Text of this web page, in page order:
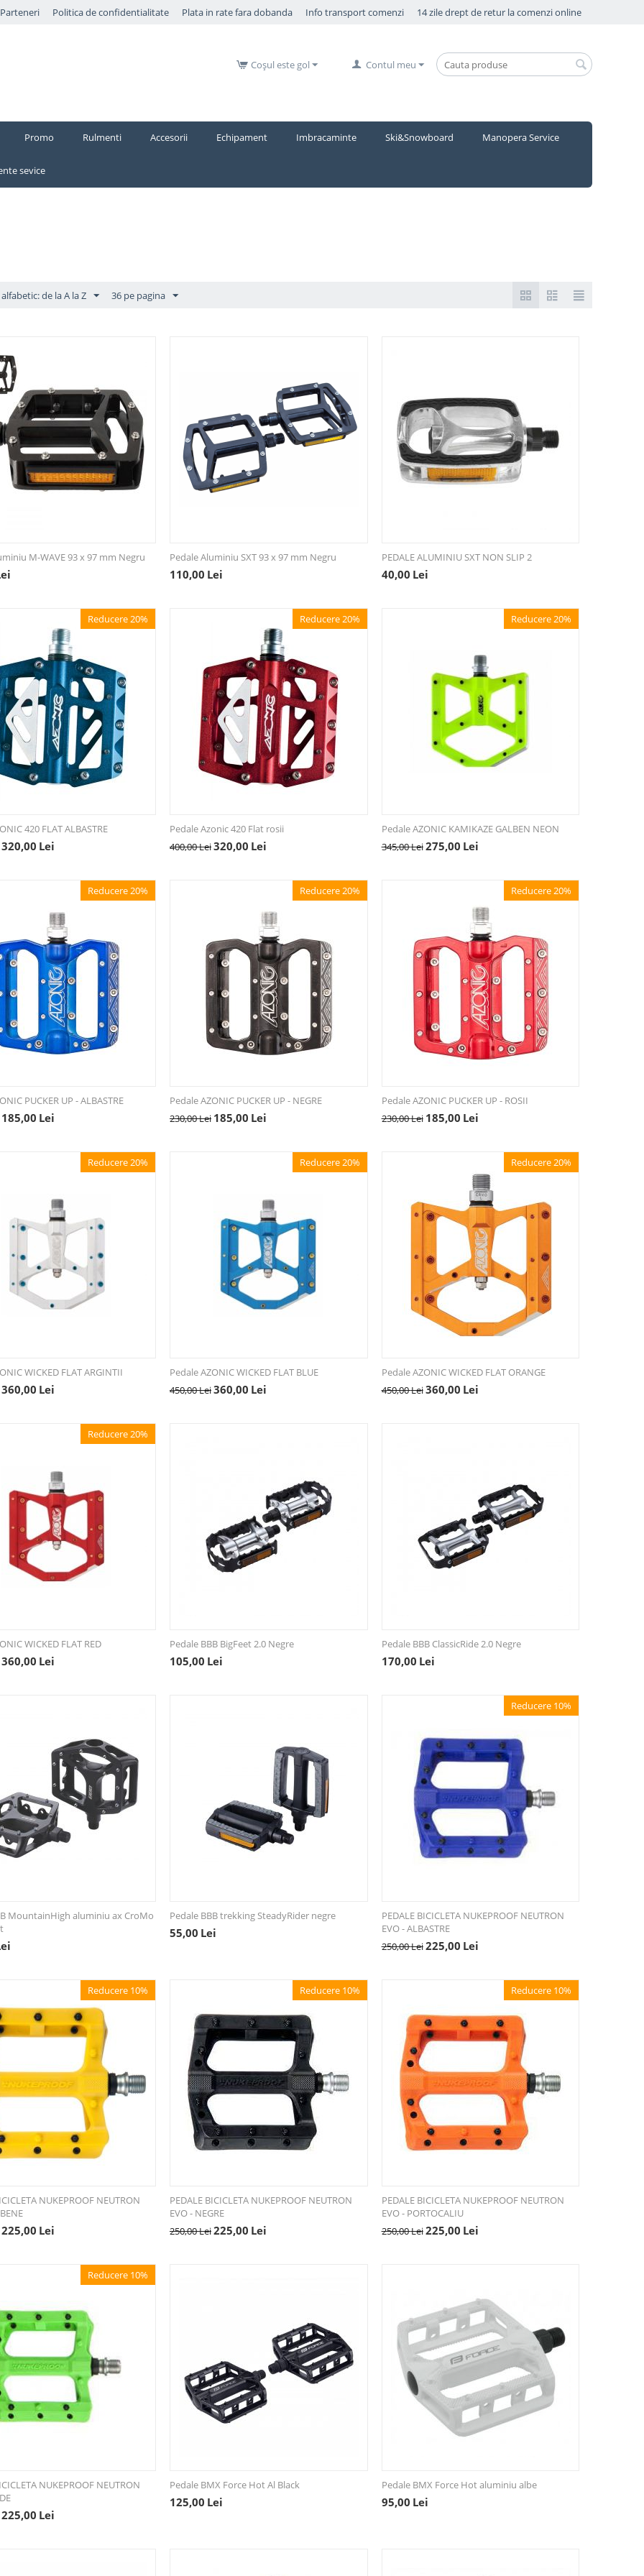
​Parteneri Politica de confidentialitate Plata in rate fara dobanda Info transport comenzi 14 zile drept de retur la comenzi online
Contul meu
Coșul este gol
Promo Rulmenti Accesorii Echipament Imbracaminte Ski&Snowboard Manopera Service
sevice
de la A la Z 36 pe pagina
M-WAVE 93 x 97 mm Negru Pedale Aluminiu SXT 93 x 97 mm Negru
110,00 Lei
PEDALE ALUMINIU SXT NON SLIP 2
40,00 Lei
Reducere 20%
420 FLAT ALBASTRE
320,00 Lei
Reducere 20%
Pedale Azonic 420 Flat rosii
400,00Lei320,00 Lei
Reducere 20%
Pedale AZONIC KAMIKAZE GALBEN NEON
345,00Lei275,00 Lei
Reducere 20%
PUCKER UP - ALBASTRE
185,00 Lei
Reducere 20%
Pedale AZONIC PUCKER UP - NEGRE
230,00Lei 185,00 Lei
Reducere 20%
Pedale AZONIC PUCKER UP - ROSII
230,00Lei 185,00 Lei
Reducere 20%
WICKED FLAT ARGINTII
360,00 Lei
Reducere 20%
Pedale AZONIC WICKED FLAT BLUE
450,00Lei360,00 Lei
Reducere 20%
Pedale AZONIC WICKED FLAT ORANGE
450,00Lei360,00 Lei
Reducere 20%
WICKED FLAT RED
360,00 Lei
Pedale BBB BigFeet 2.0 Negre
105,00 Lei
Pedale BBB ClassicRide 2.0 Negre
170,00 Lei
MountainHigh aluminiu ax CroMo
Pedale BBB trekking SteadyRider negre
55,00 Lei
Reducere 10%
PEDALE BICICLETA NUKEPROOF NEUTRON
EVO - ALBASTRE
250,00Lei225,00 Lei
Reducere 10%
NUKEPROOF NEUTRON
225,00 Lei
Reducere 10%
PEDALE BICICLETA NUKEPROOF NEUTRON
EVO - NEGRE
250,00Lei225,00 Lei
Reducere 10%
PEDALE BICICLETA NUKEPROOF NEUTRON
EVO - PORTOCALIU
250,00Lei225,00 Lei
Reducere 10%
NUKEPROOF NEUTRON
225,00 Lei
Pedale BMX Force Hot Al Black
125,00 Lei
Pedale BMX Force Hot aluminiu albe
95,00 Lei